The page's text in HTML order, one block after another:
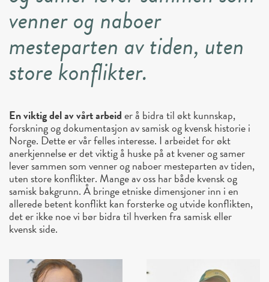
venner og naboer
mesteparten av tiden, uten
store konflikter.
En viktig del av vårt arbeider å bidra til økt kunnskap,
forskning og dokumentasjon av samisk og kvensk historie i
Norge. Dette er vår felles interesse. I arbeidet for økt
anerkjennelse er det viktig å huske på at kvener og samer
lever sammen som venner og naboer mesteparten av tiden,
uten store konflikter. Mange av oss har både kvensk og
samisk bakgrunn. Å bringe etniske dimensjoner inn i en
allerede betent konflikt kan forsterke og utvide konflikten,
det er ikke noe vi bør bidra til hverken fra samisk eller
kvensk side.